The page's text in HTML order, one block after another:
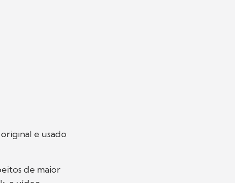
e usado
de maior